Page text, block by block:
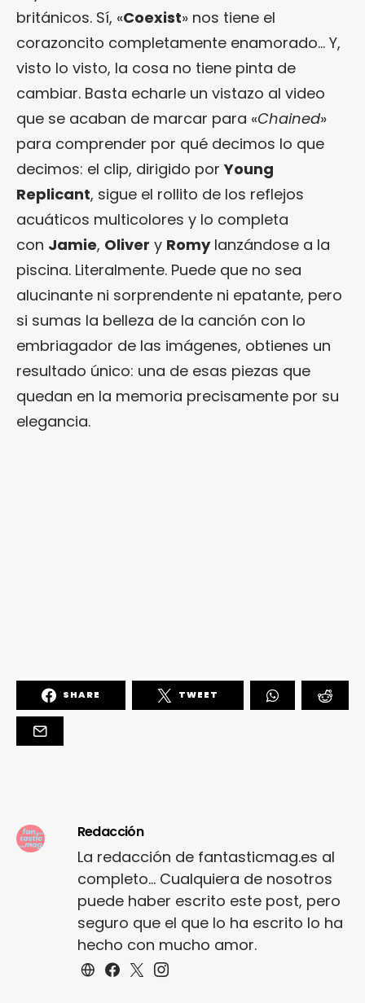
británicos. Sí, «Coexist» nos tiene el
corazoncito completamente enamorado… Y,
visto lo visto, la cosa no tiene pinta de
cambiar. Basta echarle un vistazo al video
que se acaban de marcar para «Chained»
para comprender por qué decimos lo que
decimos: el clip, dirigido porYoung
Replicant, sigue el rollito de los reflejos
acuáticos multicolores y lo completa
con Jamie, Oliver y Romylanzándose a la
piscina. Literalmente. Puede que no sea
alucinante ni sorprendente ni epatante, pero
si sumas la belleza de la canción con lo
embriagador de las imágenes, obtienes un
resultado único: una de esas piezas que
quedan en la memoria precisamente por su
elegancia.
SHARE TWEET
Redacción
La redacción de fantasticmag.es al
completo... Cualquiera de nosotros
puede haber escrito este post, pero
seguro que el que lo ha escrito lo ha
hecho con mucho amor.